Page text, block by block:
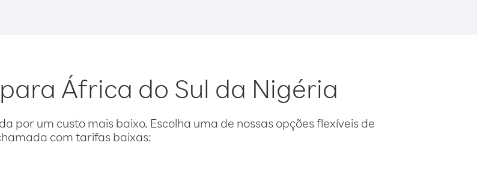
África do Sul da Nigéria
por um custo mais baixo. Escolha uma de nossas opções flexíveis de
com tarifas baixas: